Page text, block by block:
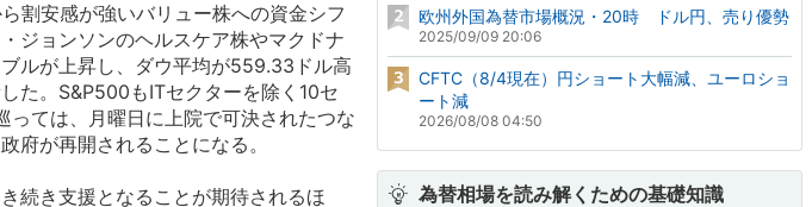
割安感が強いバリュー株への資金シフ
ジョンソンのヘルスケア株やマクドナ
ルが上昇し、ダウ平均が559.33ドル高
た。S&P500もITセクターを除く10セ
ては、月曜日に上院で可決されたつな
府が再開されることになる。
続き支援となることが期待されるほ
欧州外国為替市場概況・20時 ドル円、売り優勢
2025/09/09 20:06
CFTC（8/4現在）円ショート大幅減、ユーロショ
ート減
2026/08/08 04:50
為替相場を読み解くための基礎知識